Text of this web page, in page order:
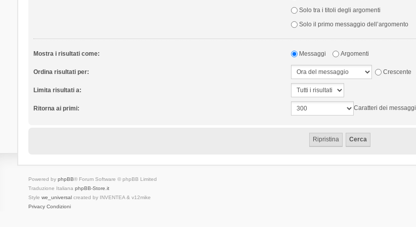
Solo tra i titoli degli argomenti
Solo il primo messaggio dell’argomento
Mostra i risultati come: Messaggi Argomenti
Ordina risultati per: Crescente
Limita risultati a:
Ritorna ai primi: Caratteri dei messaggi
Powered by phpBB® Forum Software © phpBB Limited
Traduzione Italiana phpBB-Store.it
Style we_universalcreated by INVENTEA & v12mike
Privacy Condizioni